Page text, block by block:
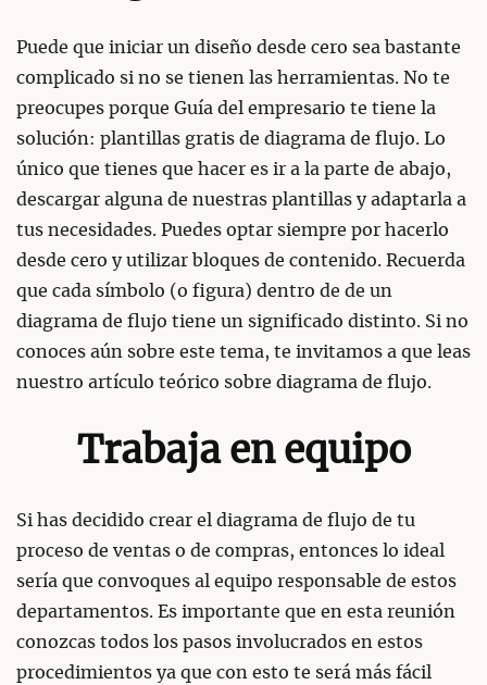
Puede que iniciar un diseño desde cero sea bastante
complicado si no se tienen las herramientas. No te
preocupes porque Guía del empresario te tiene la
solución: plantillas gratis de diagrama de flujo. Lo
único que tienes que hacer es ir a la parte de abajo,
descargar alguna de nuestras plantillas y adaptarla a
tus necesidades. Puedes optar siempre por hacerlo
desde cero y utilizar bloques de contenido. Recuerda
que cada símbolo (o figura) dentro de de un
diagrama de flujo tiene un significado distinto. Si no
conoces aún sobre este tema, te invitamos a que leas
nuestro artículo teórico sobre diagrama de flujo.
Trabaja en equipo
Si has decidido crear el diagrama de flujo de tu
proceso de ventas o de compras, entonces lo ideal
sería que convoques al equipo responsable de estos
departamentos. Es importante que en esta reunión
conozcas todos los pasos involucrados en estos
procedimientos ya que con esto te será más fácil